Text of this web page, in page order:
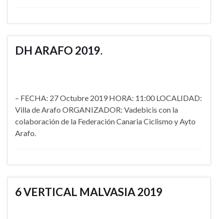
DH ARAFO 2019.
– FECHA: 27 Octubre 2019 HORA: 11:00 LOCALIDAD:
Villa de Arafo ORGANIZADOR: Vadebicis con la
colaboración de la Federación Canaria Ciclismo y Ayto
Arafo.
6 VERTICAL MALVASIA 2019